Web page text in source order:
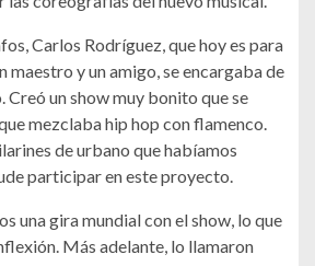
Carlos Rodríguez, que hoy es para
maestro y un amigo, se encargaba de
Creó un show muy bonito que se
mezclaba hip hop con flamenco.
de urbano que habíamos
participar en este proyecto.
una gira mundial con el show, lo que
Más adelante, lo llamaron